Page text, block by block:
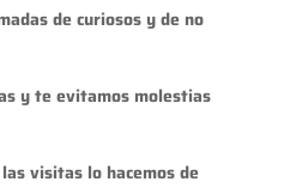
de curiosos y de no
y te evitamos molestias
visitas lo hacemos de